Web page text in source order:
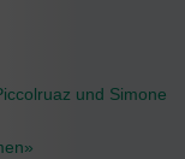
und Simone